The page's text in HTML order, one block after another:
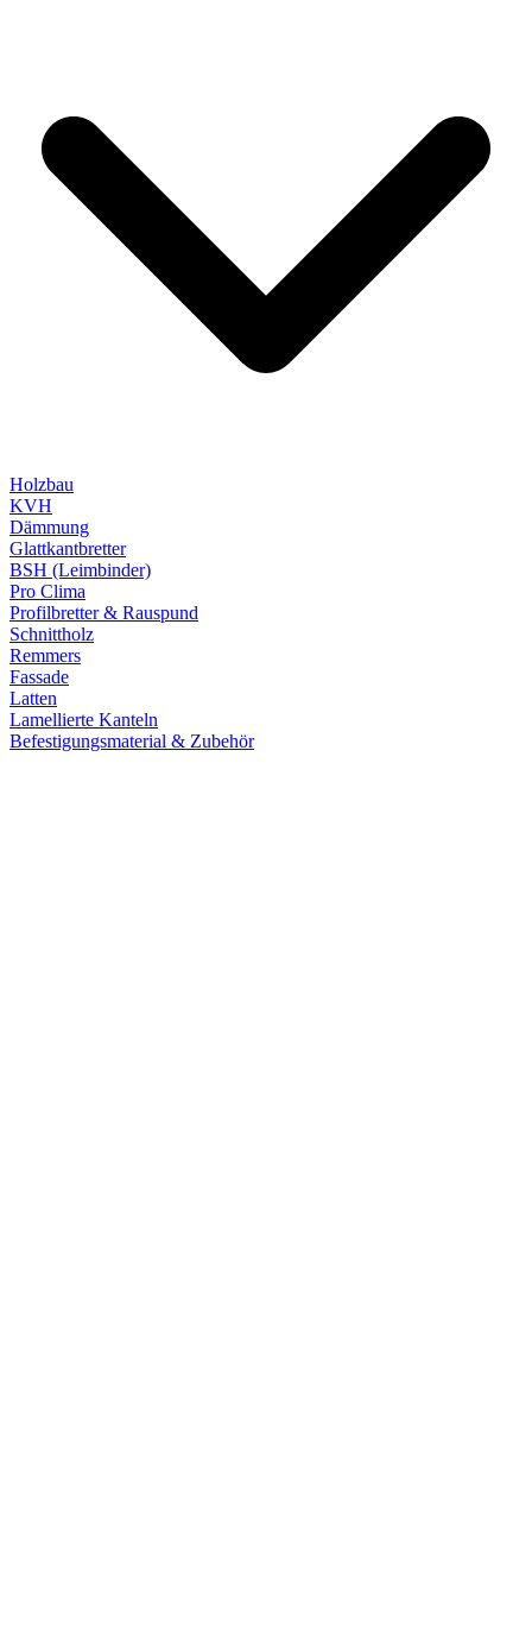
Holzbau
KVH
Dämmung
Glattkantbretter
BSH (Leimbinder)
Pro Clima
Profilbretter & Rauspund
Schnittholz
Remmers
Fassade
Latten
Lamellierte Kanteln
Befestigungsmaterial & Zubehör